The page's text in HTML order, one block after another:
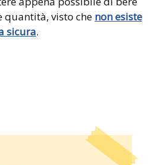
quantità, visto che non esiste
sicura.